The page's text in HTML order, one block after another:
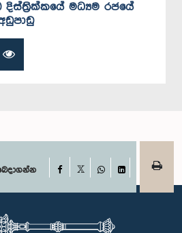
දිස්ත්‍රික්කයේ මධ්‍යම රජයේ
Facebook
WhatsAppLinkedIn